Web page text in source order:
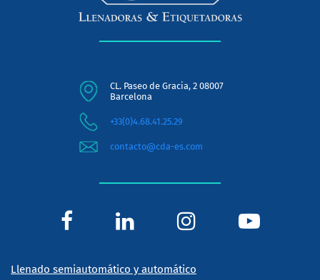
CL. Paseo de Gracia, 2 08007
Barcelona
+33(0)4.68.41.25.29
contacto@cda-es.com
Llenado semiautomático y automático